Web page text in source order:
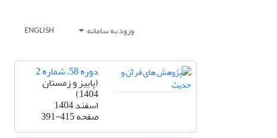
ورود به سامانه ENGLISH
دوره 58، شماره 2
(پاییز و زمستان
1404)
اسفند 1404
صفحه391-415